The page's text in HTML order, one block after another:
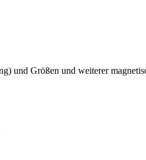
und Größen und weiterer